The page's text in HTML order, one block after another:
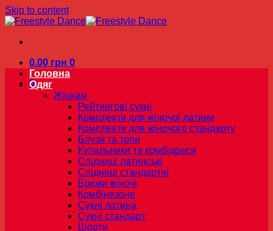
Skip to content
0.00 грн 0
0
Головна
Одяг
Жінкам
Рейтингові сукні
Комплекти для жіночої латини
Комплекти для жіночого стандарту
Блузи та топи
Купальники та комбідреси
Спідниці латинські
Спідниці стандартні
Брюки жіночі
Комбінезони
Сукні латина
Сукні стандарт
Шорти